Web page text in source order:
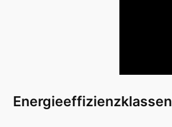
Energieeffizienzklassen